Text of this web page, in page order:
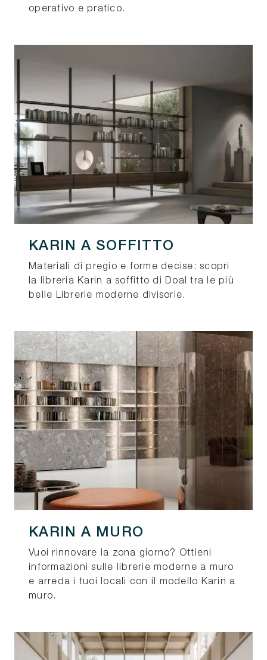
operativo e pratico.
KARIN A SOFFITTO
Materiali di pregio e forme decise: scopri
la libreria Karin a soffitto di Doal tra le più
belle Librerie moderne divisorie.
KARIN A MURO
Vuoi rinnovare la zona giorno? Ottieni
informazioni sulle librerie moderne a muro
e arreda i tuoi locali con il modello Karin a
muro.